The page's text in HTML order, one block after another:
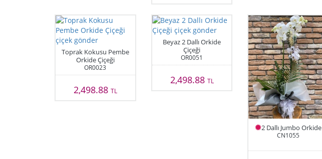
Toprak Kokusu Pembe
Orkide Çiçeği
OR0023
2,498.88 TL
Beyaz 2 Dallı Orkide
Çiçeği
OR0051
2,498.88 TL
2 Dallı Jumbo Orkide
CN1055